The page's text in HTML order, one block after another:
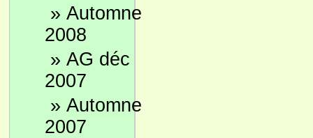
» Automne
2008
» AG déc
2007
» Automne
2007